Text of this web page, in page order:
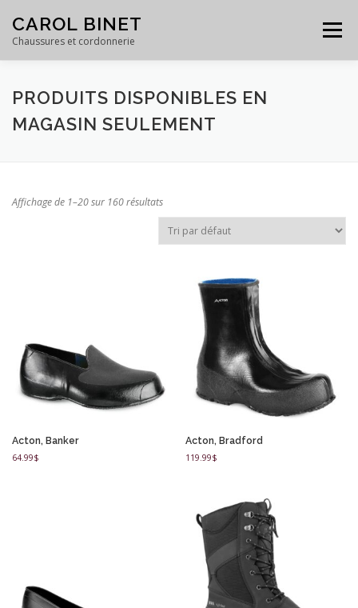
content
CAROL BINET
Chaussures et cordonnerie
Menu
ACCUEIL PRODUITS SERVICES
PRODUITS DISPONIBLES EN
MAGASIN SEULEMENT
Affichage de 1–20 sur 160 résultats
Acton, Banker
64.99$
Acton, Bradford
119.99$